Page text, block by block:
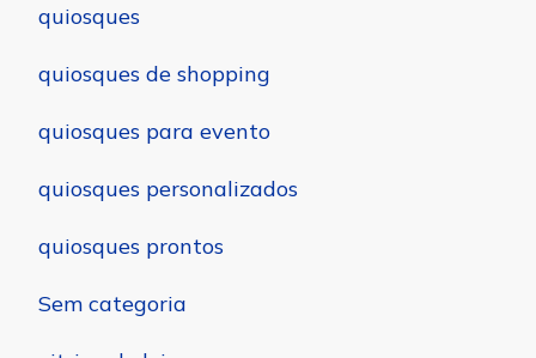
quiosques
quiosques de shopping
quiosques para evento
quiosques personalizados
quiosques prontos
Sem categoria